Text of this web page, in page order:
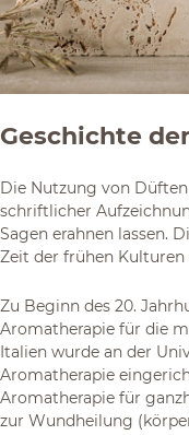
Geschichte
Die Nutzung von
schriftlicher
Sagen erahnen lassen.
Zeit der frühen Kulturen
Zu Beginn des 20.
Aromatherapie für die
Italien wurde an der
Aromatherapie
Aromatherapie für
zur Wundheilung